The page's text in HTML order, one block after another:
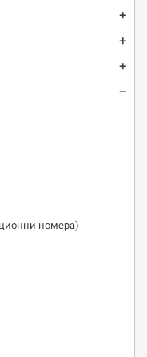
add
add
add
remove
номера)